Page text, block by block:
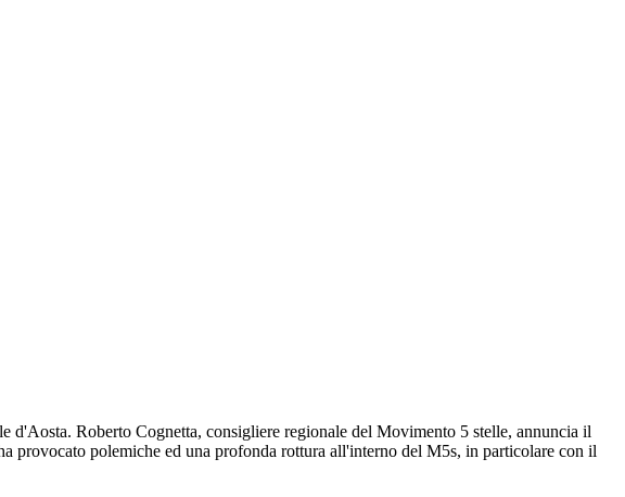
Roberto Cognetta, consigliere regionale del Movimento 5 stelle, annuncia il
provocato polemiche ed una profonda rottura all'interno del M5s, in particolare con il